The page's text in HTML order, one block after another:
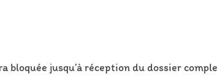
jusqu’à réception du dossier